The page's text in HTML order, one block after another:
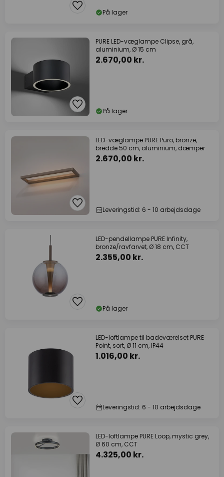
På lager
PURE LED-væglampe Clipse, grå,
aluminium, Ø 15 cm
2.670,00 kr.
På lager
LED-væglampe PURE Puro, bronze,
bredde 50 cm, aluminium, dæmper
2.670,00 kr.
Leveringstid: 6 - 10 arbejdsdage
LED-pendellampe PURE Infinity,
bronze/ravfarvet, Ø 18 cm, CCT
2.355,00 kr.
På lager
LED-loftlampe til badeværelset PURE
Point, sort, Ø 11 cm, IP44
1.016,00 kr.
Leveringstid: 6 - 10 arbejdsdage
LED-loftlampe PURE Loop, mystic grey,
Ø 60 cm, CCT
4.325,00 kr.